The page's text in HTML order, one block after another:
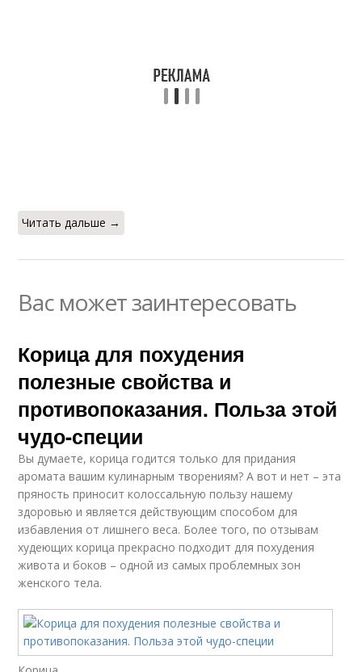
Читать дальше →
Вас может заинтересовать
Корица для похудения
полезные свойства и
противопоказания. Польза этой
чудо-специи
Вы думаете, корица годится только для придания
аромата вашим кулинарным творениям? А вот и нет – эта
пряность приносит колоссальную пользу нашему
здоровью и является действующим способом для
избавления от лишнего веса. Более того, по отзывам
худеющих корица прекрасно подходит для похудения
живота и боков – одной из самых проблемных зон
женского тела.